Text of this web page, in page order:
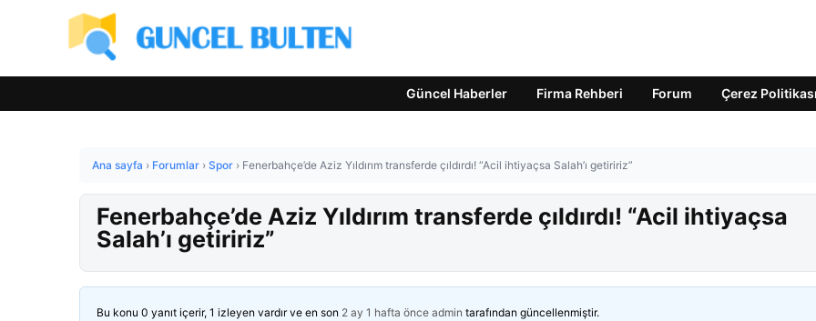
Güncel Haberler Firma Rehberi Forum Çerez Politikası
Ana sayfa › Forumlar › Spor › Fenerbahçe’de Aziz Yıldırım transferde çıldırdı! “Acil ihtiyaçsa Salah’ı getiririz”
Fenerbahçe’de Aziz Yıldırım transferde çıldırdı! “Acil ihtiyaçsa
Salah’ı getiririz”
Bu konu 0 yanıt içerir, 1 izleyen vardır ve en son 2 ay 1 hafta önce admin tarafından güncellenmiştir.